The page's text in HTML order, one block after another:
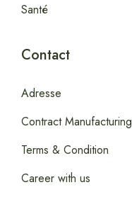
Santé
Contact
Adresse
Contract Manufacturing
Terms & Condition
Career with us